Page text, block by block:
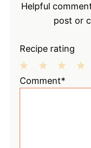
Helpful
post or
Recipe rating
3
2
1
Comment*